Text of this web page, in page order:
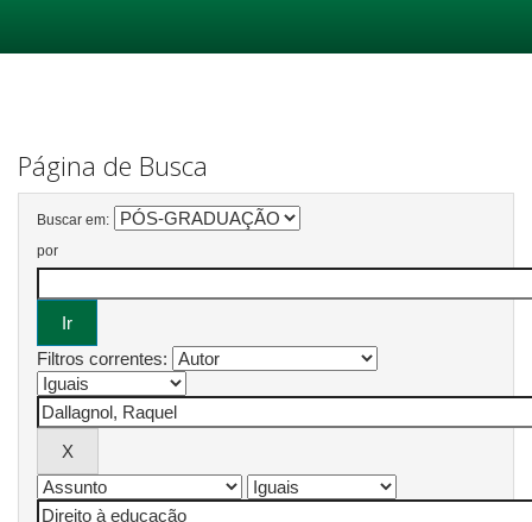
Página de Busca
Buscar em:
por
Filtros correntes: